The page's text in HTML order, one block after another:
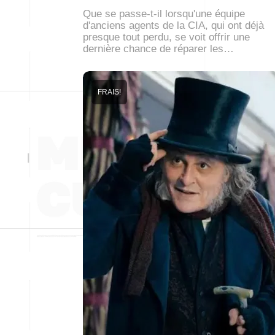
Que se passe-t-il lorsqu'une équipe
d'anciens agents de la CIA, qui ont déjà
presque tout perdu, se voit offrir une
dernière chance de réparer les…
FRAIS!